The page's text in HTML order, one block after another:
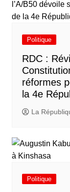
Politique
RDC :
réformes
la 4e
La
Politique